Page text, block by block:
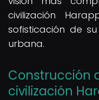
civilización
sofisticación de
urbana.
Construcción
civilización